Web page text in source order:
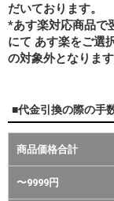
だいております。
*あす楽対応商品で
にて あす楽をご選
の対象外となります
■代金引換の際の手
商品価格合計
〜9999円